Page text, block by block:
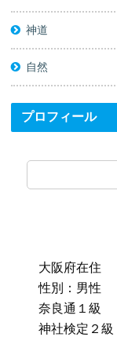
神道
自然
プロフィール
大阪府在住
性別：男性
奈良通１級
神社検定２級